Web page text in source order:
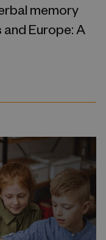
memory
Europe: A